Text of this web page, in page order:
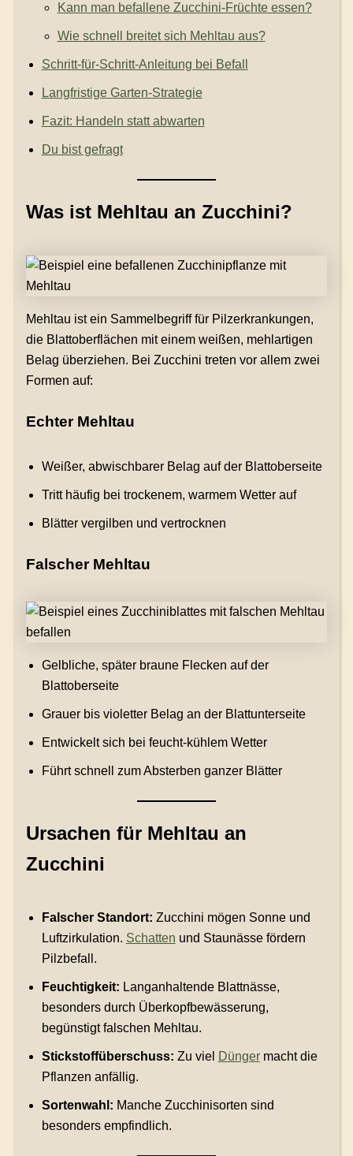
Kann man befallene Zucchini-Früchte essen?
Wie schnell breitet sich Mehltau aus?
Schritt-für-Schritt-Anleitung bei Befall
Langfristige Garten-Strategie
Fazit: Handeln statt abwarten
Du bist gefragt
Was ist Mehltau an Zucchini?
Mehltau ist ein Sammelbegriff für Pilzerkrankungen,
die Blattoberflächen mit einem weißen, mehlartigen
Belag überziehen. Bei Zucchini treten vor allem zwei
Formen auf:
Echter Mehltau
Weißer, abwischbarer Belag auf der Blattoberseite
Tritt häufig bei trockenem, warmem Wetter auf
Blätter vergilben und vertrocknen
Falscher Mehltau
Gelbliche, später braune Flecken auf der
Blattoberseite
Grauer bis violetter Belag an der Blattunterseite
Entwickelt sich bei feucht-kühlem Wetter
Führt schnell zum Absterben ganzer Blätter
Ursachen für Mehltau an
Zucchini
Falscher Standort: Zucchini mögen Sonne und
Luftzirkulation. Schatten und Staunässe fördern
Pilzbefall.
Feuchtigkeit: Langanhaltende Blattnässe,
besonders durch Überkopfbewässerung,
begünstigt falschen Mehltau.
Stickstoffüberschuss: Zu viel Düngermacht die
Pflanzen anfällig.
Sortenwahl: Manche Zucchinisorten sind
besonders empfindlich.